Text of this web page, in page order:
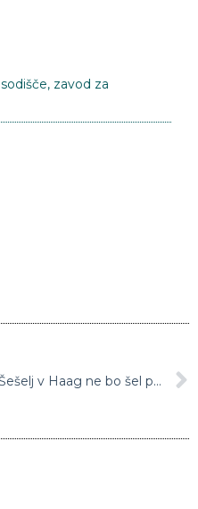
sodišče, zavod za
Šešelj v Haag ne bo šel prostovoljno